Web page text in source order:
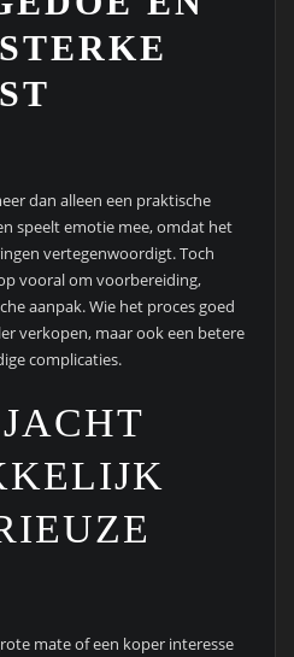
dan alleen een praktische
speelt emotie mee, omdat het
vertegenwoordigt. Toch
vooral om voorbereiding,
aanpak. Wie het proces goed
verkopen, maar ook een betere
complicaties.
mate of een koper interesse